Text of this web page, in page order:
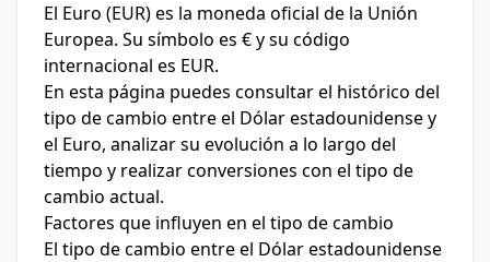
El Euro (EUR) es la moneda oficial de la Unión
Europea. Su símbolo es € y su código
internacional es EUR.
En esta página puedes consultar el histórico del
tipo de cambio entre el Dólar estadounidense y
el Euro, analizar su evolución a lo largo del
tiempo y realizar conversiones con el tipo de
cambio actual.
Factores que influyen en el tipo de cambio
El tipo de cambio entre el Dólar estadounidense